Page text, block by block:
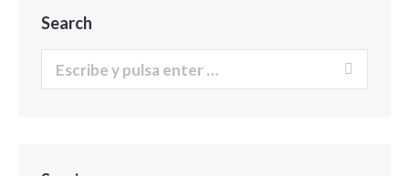
Search
Buscar: